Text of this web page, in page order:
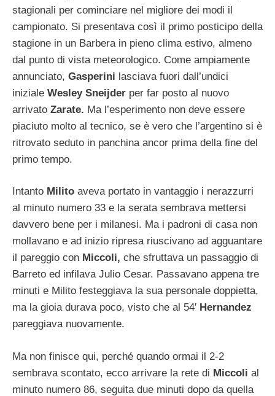
stagionali per cominciare nel migliore dei modi il
campionato. Si presentava così il primo posticipo della
stagione in un Barbera in pieno clima estivo, almeno
dal punto di vista meteorologico. Come ampiamente
annunciato, Gasperini lasciava fuori dall’undici
iniziale Wesley Sneijder per far posto al nuovo
arrivato Zarate. Ma l’esperimento non deve essere
piaciuto molto al tecnico, se è vero che l’argentino si è
ritrovato seduto in panchina ancor prima della fine del
primo tempo.
Intanto Milito aveva portato in vantaggio i nerazzurri
al minuto numero 33 e la serata sembrava mettersi
davvero bene per i milanesi. Ma i padroni di casa non
mollavano e ad inizio ripresa riuscivano ad agguantare
il pareggio con Miccoli, che sfruttava un passaggio di
Barreto ed infilava Julio Cesar. Passavano appena tre
minuti e Milito festeggiava la sua personale doppietta,
ma la gioia durava poco, visto che al 54′ Hernandez
pareggiava nuovamente.
Ma non finisce qui, perché quando ormai il 2-2
sembrava scontato, ecco arrivare la rete di Miccoli al
minuto numero 86, seguita due minuti dopo da quella